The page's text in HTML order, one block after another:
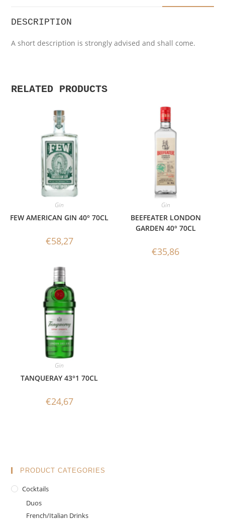
DESCRIPTION
A short description is strongly advised and shall come.
RELATED PRODUCTS
Gin
FEW AMERICAN GIN 40° 70CL
€58,27
Gin
BEEFEATER LONDON
GARDEN 40° 70CL
€35,86
Gin
TANQUERAY 43°1 70CL
€24,67
PRODUCT CATEGORIES
Cocktails
Duos
French/Italian Drinks